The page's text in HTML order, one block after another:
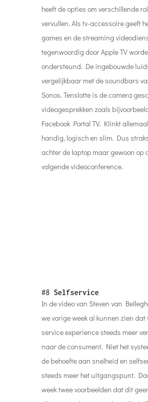
heeft de opties om verschillende
vervullen. Als tv-accessoire geeft
games en de streaming
tegenwoordig door Apple TV
ondersteund. De ingebouwde
vergelijkbaar met de soundbars
Sonos. Tenslotte is de camera
videogesprekken zoals
Facebook Portal TV. Klinkt
handig, logisch en slim. Dus
achter de laptop maar gewoon op
volgende videoconference.
week twee voorbeelden dat dit geen
zijn maar ook gewoon de realiteit.
een “contactloze” outlet op
New York. Een taco scoren zonder
contactmoment met een
eerste volledig zelfrijdende
goedgekeurd door het Department